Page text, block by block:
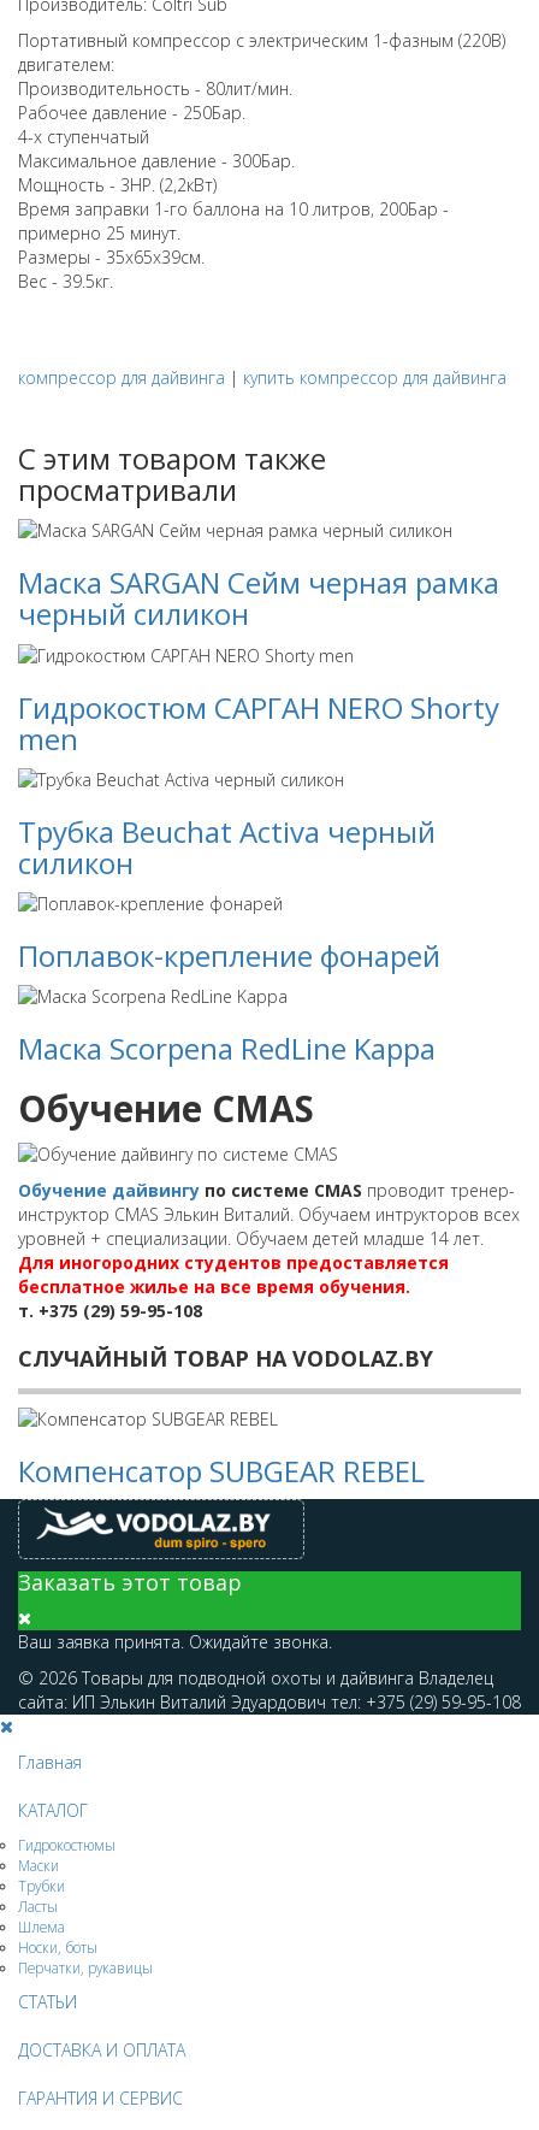
Портативный компрессор с электрическим 1-фазным (220В)
двигателем:
Производительность - 80лит/мин.
Рабочее давление - 250Бар.
4-х ступенчатый
Максимальное давление - 300Бар.
Мощность - 3НР. (2,2кВт)
Время заправки 1-го баллона на 10 литров, 200Бар -
примерно 25 минут.
Размеры - 35х65х39см.
Вес - 39.5кг.
компрессор для дайвинга | купить компрессор для дайвинга
С этим товаром также
просматривали
Маска SARGAN Сейм черная рамка
черный силикон
Гидрокостюм САРГАН NERO Shorty
men
Трубка Beuchat Activa черный
силикон
Поплавок-крепление фонарей
Маска Scorpena RedLine Kappa
Обучение CMAS
Обучение дайвингу по системе CMAS проводит тренер-
инструктор CMAS Элькин Виталий. Обучаем интрукторов всех
уровней + специализации. Обучаем детей младше 14 лет.
Для иногородних студентов предоставляется
бесплатное жилье на все время обучения.
т. +375 (29) 59-95-108
СЛУЧАЙНЫЙ ТОВАР НА VODOLAZ.BY
Компенсатор SUBGEAR REBEL
Заказать этот товар
Ваш заявка принята. Ожидайте звонка.
© 2026 Товары для подводной охоты и дайвинга Владелец
сайта: ИП Элькин Виталий Эдуардович тел: +375 (29) 59-95-108
Главная
КАТАЛОГ
Гидрокостюмы
Маски
Трубки
Ласты
Шлема
Носки, боты
Перчатки, рукавицы
СТАТЬИ
ДОСТАВКА И ОПЛАТА
ГАРАНТИЯ И СЕРВИС